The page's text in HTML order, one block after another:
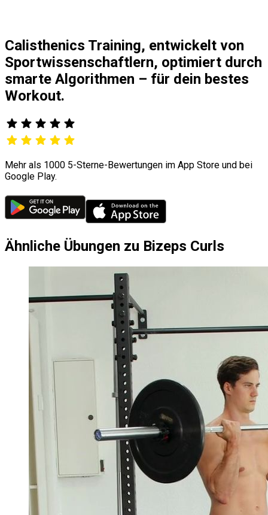
Calisthenics Training, entwickelt von
Sportwissenschaftlern, optimiert durch
smarte Algorithmen – für dein bestes
Workout.
Mehr als 1000 5-Sterne-Bewertungen im App Store und bei
Google Play.
Ähnliche Übungen zu Bizeps Curls